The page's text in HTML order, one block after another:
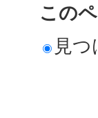
この
見